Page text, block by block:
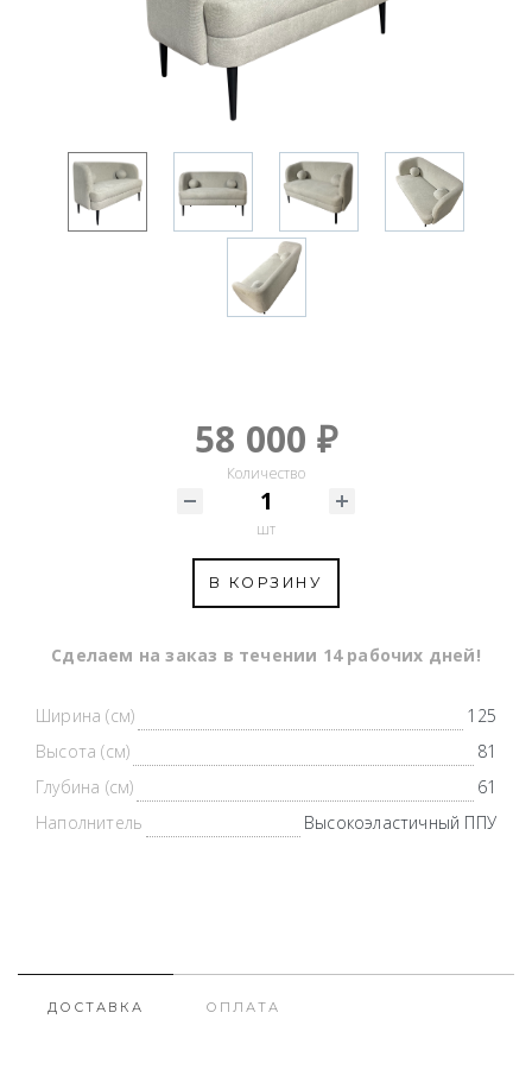
58 000 ₽
Количество
шт
В КОРЗИНУ
Cделаем на заказ в течении 14 рабочих дней!
Ширина (см)
125
Высота (см)
81
Глубина (см)
61
Наполнитель
Высокоэластичный ППУ
ДОСТАВКА ОПЛАТА